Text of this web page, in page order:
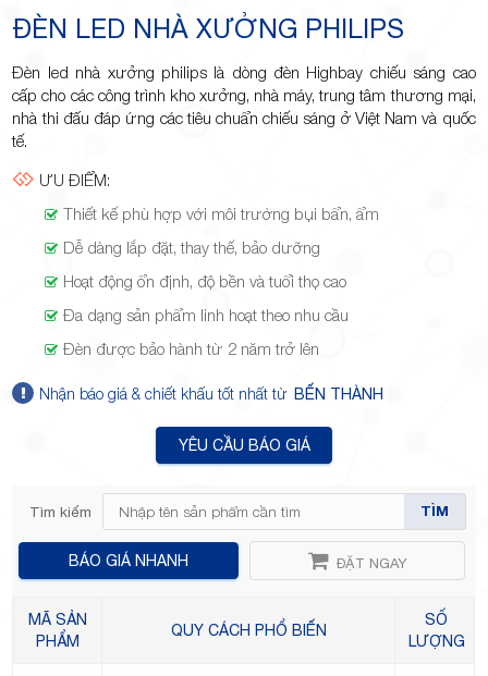
Giảng,
phường
Hiệp Phú,
TP.Thủ
ĐÈN LED NHÀ XƯỞNG PHILIPS
Đèn led nhà xưởng philips là dòng đèn Highbay chiếu sáng cao
cấp cho các công trình kho xưởng, nhà máy, trung tâm thương mại,
nhà thi đấu đáp ứng các tiêu chuẩn chiếu sáng ở Việt Nam và quốc
tế.
ƯU ĐIỂM:
Thiết kế phù hợp với môi trường bụi bẩn, ẩm
Dễ dàng lắp đặt, thay thế, bảo dưỡng
Hoạt động ổn định, độ bền và tuổi thọ cao
Đa dạng sản phẩm linh hoạt theo nhu cầu
Đèn được bảo hành từ 2 năm trở lên
Nhận báo giá & chiết khấu tốt nhất từ BẾN THÀNH
YÊU CẦU BÁO GIÁ
Tìm kiếm TÌM
BÁO GIÁ NHANH ĐẶT NGAY
MÃ SẢN
PHẨM
QUY CÁCH PHỔ BIẾN
SỐ
LƯỢNG